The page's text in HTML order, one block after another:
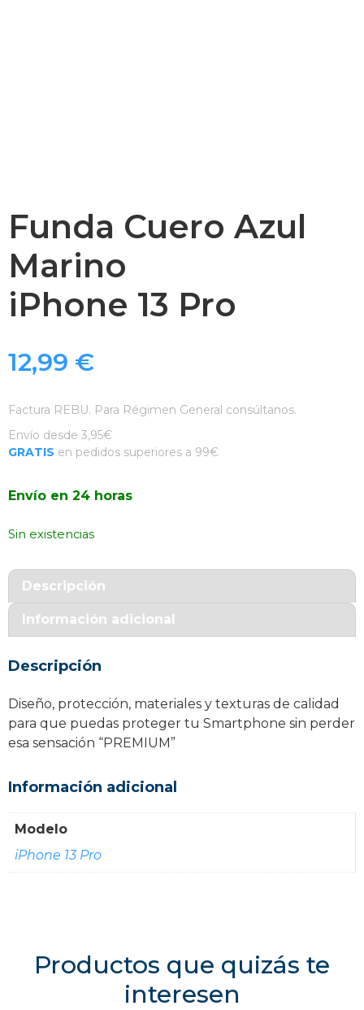
Funda Cuero Azul
Marino
iPhone 13 Pro
12,99 €
Factura REBU. Para Régimen General consúltanos.
Envío desde 3,95€
GRATIS en pedidos superiores a 99€
Envío en 24 horas
Sin existencias
Descripción
Información adicional
Descripción
Diseño, protección, materiales y texturas de calidad
para que puedas proteger tu Smartphone sin perder
esa sensación “PREMIUM”
Información adicional
Modelo
iPhone 13 Pro
Productos que quizás te
interesen